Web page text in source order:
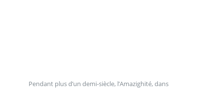
Pendant plus d’un demi-siècle, l’Amazighité, dans